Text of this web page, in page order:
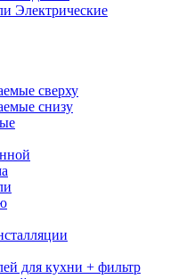
Электрические
сверху
снизу
для кухни + фильтр